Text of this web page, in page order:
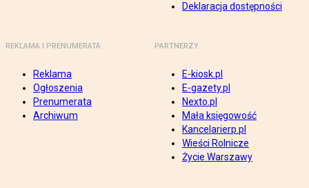
Deklaracja dostępności
REKLAMA I PRENUMERATA
Reklama
Ogłoszenia
Prenumerata
Archiwum
PARTNERZY
E-kiosk.pl
E-gazety.pl
Nexto.pl
Mała księgowość
Kancelarierp.pl
Wieści Rolnicze
Życie Warszawy